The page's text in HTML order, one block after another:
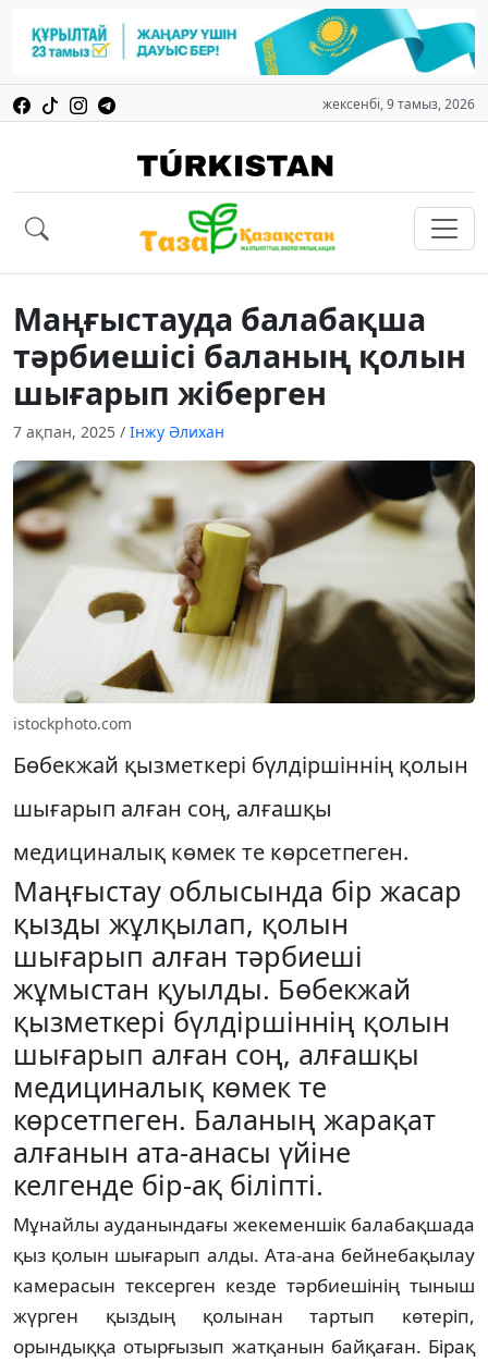
жексенбі, 9 тамыз, 2026
Маңғыстауда балабақша
тәрбиешісі баланың қолын
шығарып жіберген
7 ақпан, 2025 / Інжу Әлихан
istockphoto.com
Бөбекжай қызметкері бүлдіршіннің қолын
шығарып алған соң, алғашқы
медициналық көмек те көрсетпеген.
Маңғыстау облысында бір жасар
қызды жұлқылап, қолын
шығарып алған тәрбиеші
жұмыстан қуылды. Бөбекжай
қызметкері бүлдіршіннің қолын
шығарып алған соң, алғашқы
медициналық көмек те
көрсетпеген. Баланың жарақат
алғанын ата-анасы үйіне
келгенде бір-ақ біліпті.
Мұнайлы ауданындағы жекеменшік балабақшада
қыз қолын шығарып алды. Ата-ана бейнебақылау
камерасын тексерген кезде тәрбиешінің тыныш
жүрген қыздың қолынан тартып көтеріп,
орындыққа отырғызып жатқанын байқаған. Бірақ